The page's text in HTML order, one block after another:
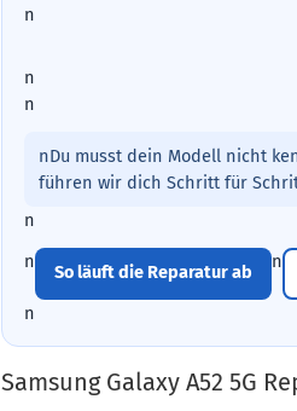
n
n
n
nDu musst dein Modell nicht
führen wir dich Schritt für
n
n
So läuft die Reparatur ab n
n
Samsung Galaxy A52 5G